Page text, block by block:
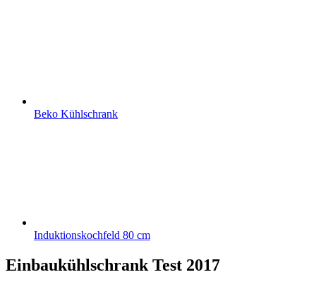
Beko Kühlschrank
Induktionskochfeld 80 cm
Einbaukühlschrank Test 2017